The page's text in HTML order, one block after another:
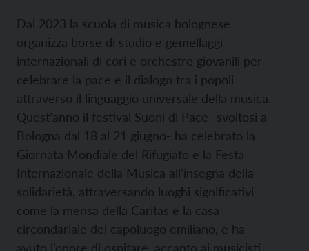
Dal 2023 la scuola di musica bolognese
organizza borse di studio e gemellaggi
internazionali di cori e orchestre giovanili per
celebrare la pace e il dialogo tra i popoli
attraverso il linguaggio universale della musica.
Quest’anno il festival Suoni di Pace -svoltosi a
Bologna dal 18 al 21 giugno- ha celebrato la
Giornata Mondiale del Rifugiato e la Festa
Internazionale della Musica all’insegna della
solidarietà, attraversando luoghi significativi
come la mensa della Caritas e la casa
circondariale del capoluogo emiliano, e ha
avuto l’onore di ospitare, accanto ai musicisti